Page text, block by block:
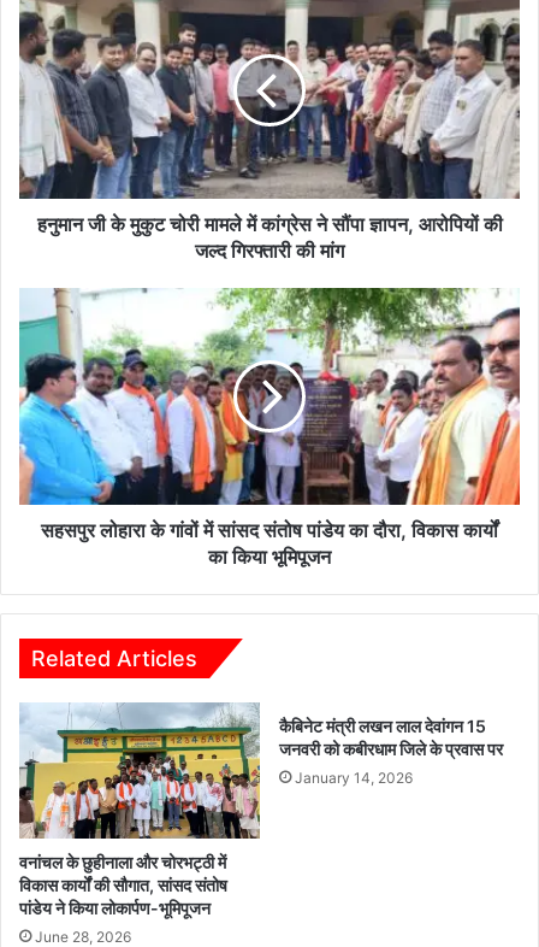
जी
के
मुकुट
चोरी
में
कांग्रेस
ने
सौंपा
जल्द
गिरफ्तारी
की
मांग
हनुमान जी के मुकुट चोरी मामले में कांग्रेस ने सौंपा ज्ञापन, आरोपियों की
जल्द गिरफ्तारी की मांग
सहसपुर
लोहारा
गांवों
में
सांसद
संतोष
पांडेय
का
दौरा,
भूमिपूजन
सहसपुर लोहारा के गांवों में सांसद संतोष पांडेय का दौरा, विकास कार्यों
का किया भूमिपूजन
Related Articles
वनांचल के छुहीनाला और चोरभट्ठी में
विकास कार्यों की सौगात, सांसद संतोष
पांडेय ने किया लोकार्पण-भूमिपूजन
June 28, 2026
कैबिनेट मंत्री लखन लाल देवांगन 15
जनवरी को कबीरधाम जिले के प्रवास पर
January 14, 2026